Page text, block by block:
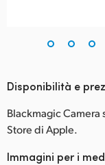
Disponibilità e
Blackmagic
Store di Apple.
Immagini per i